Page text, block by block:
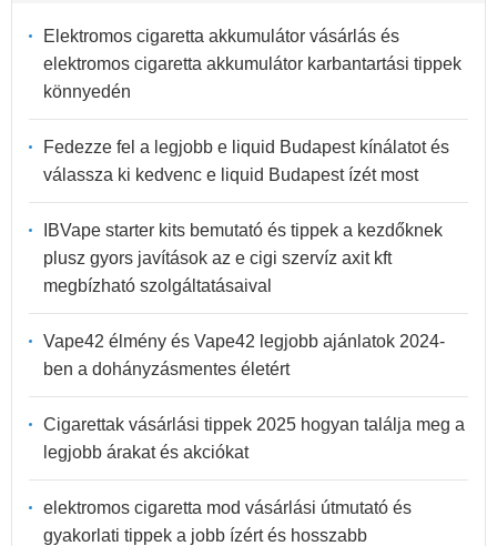
Elektromos cigaretta akkumulátor vásárlás és
elektromos cigaretta akkumulátor karbantartási tippek
könnyedén
Fedezze fel a legjobb e liquid Budapest kínálatot és
válassza ki kedvenc e liquid Budapest ízét most
IBVape starter kits bemutató és tippek a kezdőknek
plusz gyors javítások az e cigi szervíz axit kft
megbízható szolgáltatásaival
Vape42 élmény és Vape42 legjobb ajánlatok 2024-
ben a dohányzásmentes életért
Cigarettak vásárlási tippek 2025 hogyan találja meg a
legjobb árakat és akciókat
elektromos cigaretta mod vásárlási útmutató és
gyakorlati tippek a jobb ízért és hosszabb